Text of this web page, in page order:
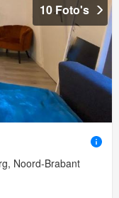
10 Foto's
Noord-Brabant